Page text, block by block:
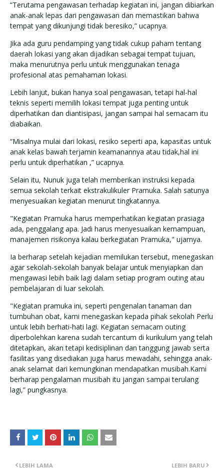
“Terutama pengawasan terhadap kegiatan ini, jangan dibiarkan
anak-anak lepas dari pengawasan dan memastikan bahwa
tempat yang dikunjungi tidak beresiko,” ucapnya.
Jika ada guru pendamping yang tidak cukup paham tentang
daerah lokasi yang akan dijadikan sebagai tempat tujuan,
maka menurutnya perlu untuk menggunakan tenaga
profesional atas pemahaman lokasi.
Lebih lanjut, bukan hanya soal pengawasan, tetapi hal-hal
teknis seperti memilih lokasi tempat juga penting untuk
diperhatikan dan diantisipasi, jangan sampai hal semacam itu
diabaikan.
“Misalnya mulai dari lokasi, resiko seperti apa, kapasitas untuk
anak kelas bawah terjamin keamanannya atau tidak,hal ini
perlu untuk diperhatikan ,” ucapnya.
Selain itu, Nunuk juga telah memberikan instruksi kepada
semua sekolah terkait ekstrakulikuler Pramuka. Salah satunya
menyesuaikan kegiatan menurut tingkatannya.
"Kegiatan Pramuka harus memperhatikan kegiatan prasiaga
ada, penggalang apa. Jadi harus menyesuaikan kemampuan,
manajemen risikonya kalau berkegiatan Pramuka," ujarnya.
Ia berharap setelah kejadian memilukan tersebut, menegaskan
agar sekolah-sekolah banyak belajar untuk menyiapkan dan
mengawasi lebih baik lagi dalam setiap program outing atau
pembelajaran di luar sekolah.
"Kegiatan pramuka ini, seperti pengenalan tanaman dan
tumbuhan obat, kami menegaskan kepada pihak sekolah Perlu
untuk lebih berhati-hati lagi. Kegiatan semacam outing
diperbolehkan karena sudah tercantum di kurikulum yang telah
ditetapkan, akan tetapi kedisiplinan dan tanggung jawab serta
fasilitas yang disediakan juga harus mewadahi, sehingga anak-
anak selamat dari kemungkinan mendapatkan musibah.Kami
berharap pengalaman musibah itu jangan sampai terulang
lagi,” pungkasnya.
LEBIH BARU
LEBIH LAMA